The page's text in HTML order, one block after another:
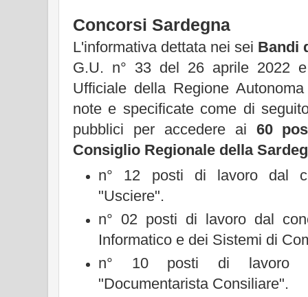
Concorsi Sardegna
L'informativa dettata nei sei Bandi
G.U. n° 33 del 26 aprile 2022
Ufficiale della Regione
note e specificate come di
pubblici per accedere ai 60
Consiglio Regionale della
n° 12 posti di lavoro dal
"Usciere".
n° 02 posti di lavoro dal
Informatico e dei Sistemi di
n° 10 posti di lavoro
"Documentarista Consiliare".